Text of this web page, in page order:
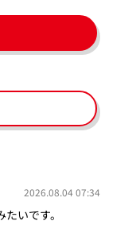
2026.08.04 07:34
いです。